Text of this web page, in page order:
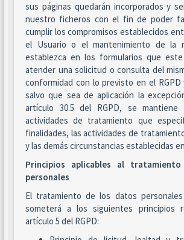
sus páginas quedarán incorporados y
nuestro ficheros con el fin de poder
cumplir los compromisos establecidos
el Usuario o el mantenimiento de la
establezca en los formularios que
atender una solicitud o consulta del
conformidad con lo previsto en el RGPD
salvo que sea de aplicación la
artículo 30.5 del RGPD, se
actividades de tratamiento que
finalidades, las actividades de
y las demás circunstancias establecidas
Principios aplicables al
personales
El tratamiento de los datos
someterá a los siguientes principios
artículo 5 del RGPD: